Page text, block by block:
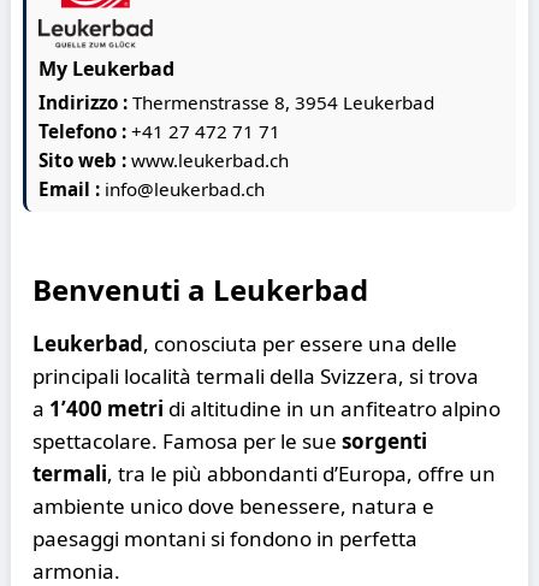
My Leukerbad
Indirizzo :Thermenstrasse 8, 3954 Leukerbad
Telefono :+41 27 472 71 71
Sito web :www.leukerbad.ch
Email : info@leukerbad.ch
Benvenuti a Leukerbad
Leukerbad, conosciuta per essere una delle
principali località termali della Svizzera, si trova
a 1’400 metri di altitudine in un anfiteatro alpino
spettacolare. Famosa per le suesorgenti
termali, tra le più abbondanti d’Europa, offre un
ambiente unico dove benessere, natura e
paesaggi montani si fondono in perfetta
armonia.